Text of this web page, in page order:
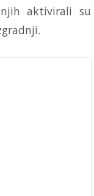
aktivirali su